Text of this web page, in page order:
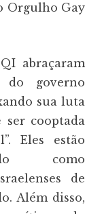
Orgulho Gay
abraçaram
do governo
sua luta
ser cooptada
Eles estão
como
de
Além disso,